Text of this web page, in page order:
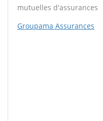
mutuelles d'assurances
Groupama Assurances